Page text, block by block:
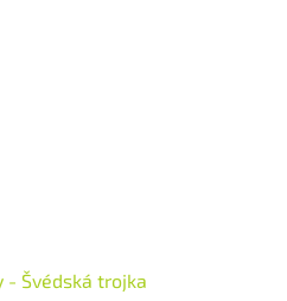
- Švédská trojka